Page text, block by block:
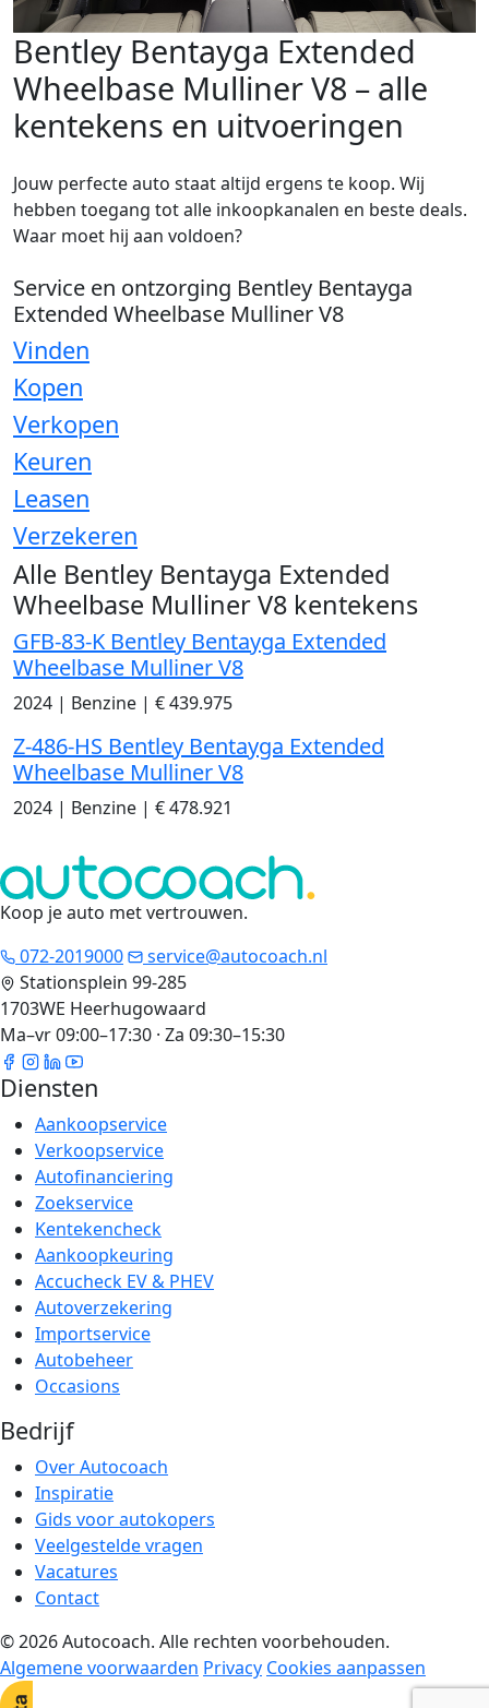
Bentley Bentayga Extended
Wheelbase Mulliner V8 – alle
kentekens en uitvoeringen
Jouw perfecte auto staat altijd ergens te koop. Wij
hebben toegang tot alle inkoopkanalen en beste deals.
Waar moet hij aan voldoen?
Service en ontzorging Bentley Bentayga
Extended Wheelbase Mulliner V8
Vinden
Kopen
Verkopen
Keuren
Leasen
Verzekeren
Alle Bentley Bentayga Extended
Wheelbase Mulliner V8 kentekens
GFB-83-K Bentley Bentayga Extended
Wheelbase Mulliner V8
2024 | Benzine | € 439.975
Z-486-HS Bentley Bentayga Extended
Wheelbase Mulliner V8
2024 | Benzine | € 478.921
Koop je auto met vertrouwen.
072-2019000
service@autocoach.nl
Stationsplein 99-285
1703WE Heerhugowaard
Ma–vr 09:00–17:30 · Za 09:30–15:30
Diensten
Aankoopservice
Verkoopservice
Autofinanciering
Zoekservice
Kentekencheck
Aankoopkeuring
Accucheck EV & PHEV
Autoverzekering
Importservice
Autobeheer
Occasions
Bedrijf
Over Autocoach
Inspiratie
Gids voor autokopers
Veelgestelde vragen
Vacatures
Contact
© 2026 Autocoach. Alle rechten voorbehouden.
Algemene voorwaarden Privacy Cookies aanpassen